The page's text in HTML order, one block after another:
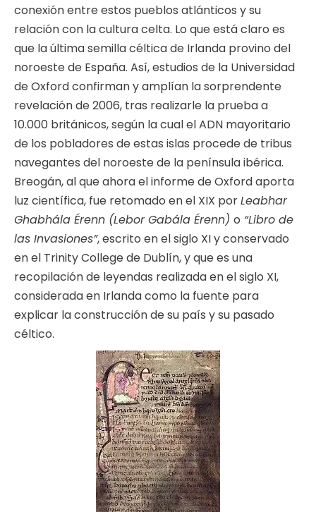
conexión entre estos pueblos atlánticos y su
relación con la cultura celta. Lo que está claro es
que la última semilla céltica de Irlanda provino del
noroeste de España. Así, estudios de la Universidad
de Oxford confirman y amplían la sorprendente
revelación de 2006, tras realizarle la prueba a
10.000 británicos, según la cual el ADN mayoritario
de los pobladores de estas islas procede de tribus
navegantes del noroeste de la península ibérica.
Breogán, al que ahora el informe de Oxford aporta
luz científica, fue retomado en el XIX porLeabhar
Ghabhála Érenn (Lebor Gabála Érenn) o “Libro de
las Invasiones”, escrito en el siglo XI y conservado
en el Trinity College de Dublín, y que es una
recopilación de leyendas realizada en el siglo XI,
considerada en Irlanda como la fuente para
explicar la construcción de su país y su pasado
céltico.